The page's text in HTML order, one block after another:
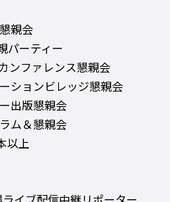
親会
パーティー
ンファレンス懇親会
ションビレッジ懇親会
出版懇親会
ム＆懇親会
以上